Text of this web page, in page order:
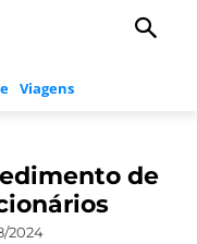
Viagens
de
2024